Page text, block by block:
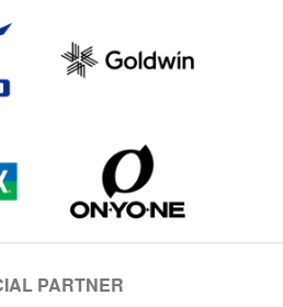
PARTNER